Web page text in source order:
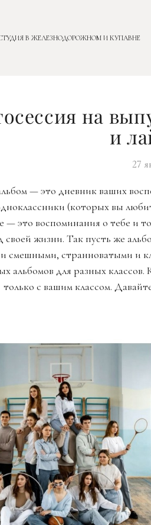
В ЖЕЛЕЗНОДОРОЖНОМ И КУПАВНЕ
на
и
27
— это дневник ваших
(которых вы
— это воспоминания о тебе и
своей жизни. Так пусть же
смешными, странноватыми и
альбомов для разных
только с вашим классом.